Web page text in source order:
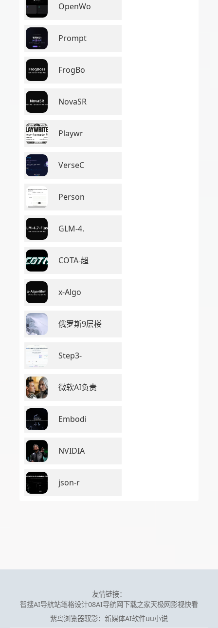
OpenWo
Prompt
FrogBo
NovaSR
Playwr
VerseC
Person
GLM-4.
COTA-超
x-Algo
俄罗斯9层楼
Step3-
微软AI负责
Embodi
NVIDIA
json-r
友情链接：
智搜AI导航站笔格设计08AI导航网下载之家天极网影视快看
紫鸟浏览器驭影：新媒体AI软件uu小说